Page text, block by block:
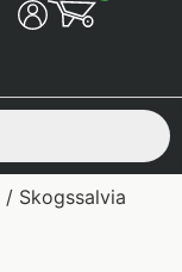
/ Skogssalvia